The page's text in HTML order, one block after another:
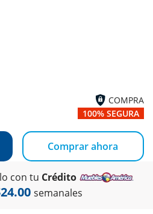
COMPRA
100% SEGURA
Comprar ahora
con tu Crédito
semanales